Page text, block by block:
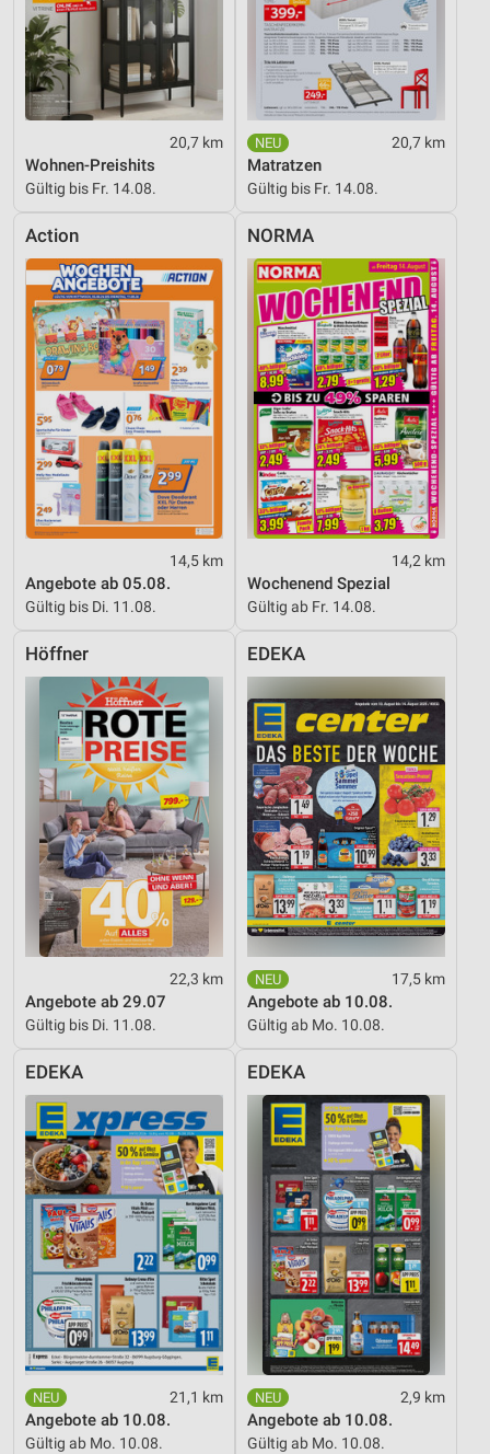
20,7 km
Wohnen-Preishits
Gültig bis Fr. 14.08.
20,7 km
Matratzen
Gültig bis Fr. 14.08.
Action
14,5 km
Angebote ab 05.08.
Gültig bis Di. 11.08.
NORMA
14,2 km
Wochenend Spezial
Gültig ab Fr. 14.08.
Höffner
22,3 km
Angebote ab 29.07
Gültig bis Di. 11.08.
EDEKA
17,5 km
Angebote ab 10.08.
Gültig ab Mo. 10.08.
EDEKA
21,1 km
Angebote ab 10.08.
Gültig ab Mo. 10.08.
EDEKA
2,9 km
Angebote ab 10.08.
Gültig ab Mo. 10.08.